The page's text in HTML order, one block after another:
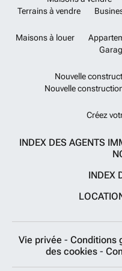
Terrains à vendre
Maisons à louer
Nouvelle
Nouvelle
Créez
INDEX DES AGENTS
INDEX
Vie privée - Conditions
des cookies -